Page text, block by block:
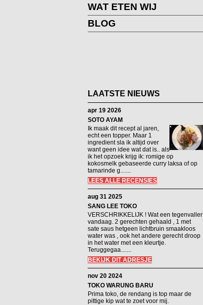
WAT ETEN WIJ
BLOG
LAATSTE NIEUWS
apr 19 2026
SOTO AYAM
Ik maak dit recept al jaren,
echt een topper. Maar 1
ingredient sla ik altijd over
want geen idee wat dat is.. als
ik het opzoek krijg ik: romige op
kokosmelk gebaseerde curry laksa of op
tamarinde g.......
LEES ALLE RECENSIES
aug 31 2025
SANG LEE TOKO
VERSCHRIKKELIJK ! Wat een tegenvaller
vandaag. 2 gerechten gehaald , 1 met
sate saus hetgeen lichtbruin smaakloos
water was , ook het andere gerecht droop
in het water met een kleurtje.
Teruggegaa.......
BEKIJK DIT ADRESJE
nov 20 2024
TOKO WARUNG BARU
Prima toko, de rendang is top maar de
pittige kip wat te zoet voor mij.